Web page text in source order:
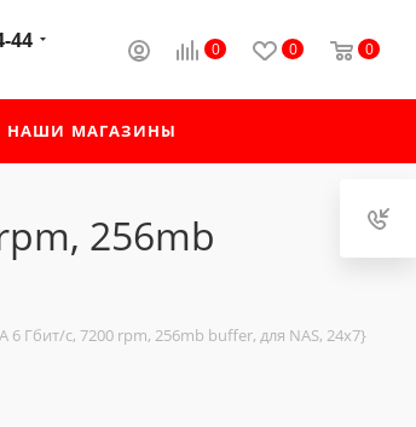
0 0 0
44
НАШИ МАГАЗИНЫ
256mb
6 Гбит/с, 7200 rpm, 256mb buffer, для NAS, 24x7}